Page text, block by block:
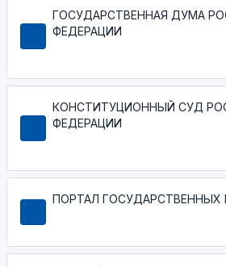
ГОСУДАРСТВЕННАЯ ДУМА
ФЕДЕРАЦИИ
КОНСТИТУЦИОННЫЙ СУД
ФЕДЕРАЦИИ
ПОРТАЛ ГОСУДАРСТВЕННЫХ